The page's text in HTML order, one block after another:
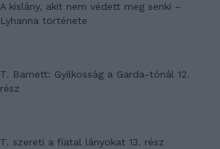
A kislány, akit nem védett meg senki –
Lyhanna története
T. Barnett: Gyilkosság a Garda-tónál 12.
rész
T. szereti a fiatal lányokat 13. rész